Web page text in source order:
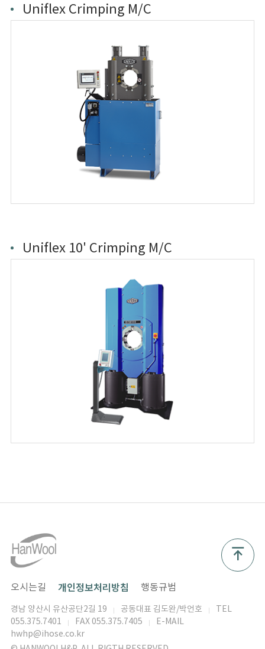
Uniflex Crimping M/C
Uniflex 10' Crimping M/C
오시는길 개인정보처리방침 행동규범
경남 양산시 유산공단2길 19 공동대표 김도완/박언호
TEL
055.375.7401
FAX055.375.7405
E-MAIL
hwhp@ihose.co.kr